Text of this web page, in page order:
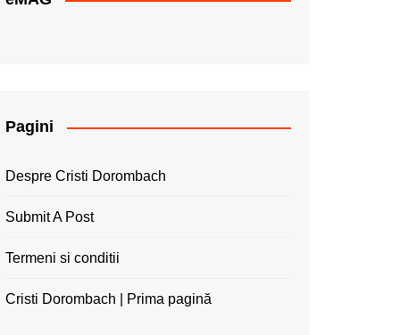
Pagini
Despre Cristi Dorombach
Submit A Post
Termeni si conditii
Cristi Dorombach | Prima pagină